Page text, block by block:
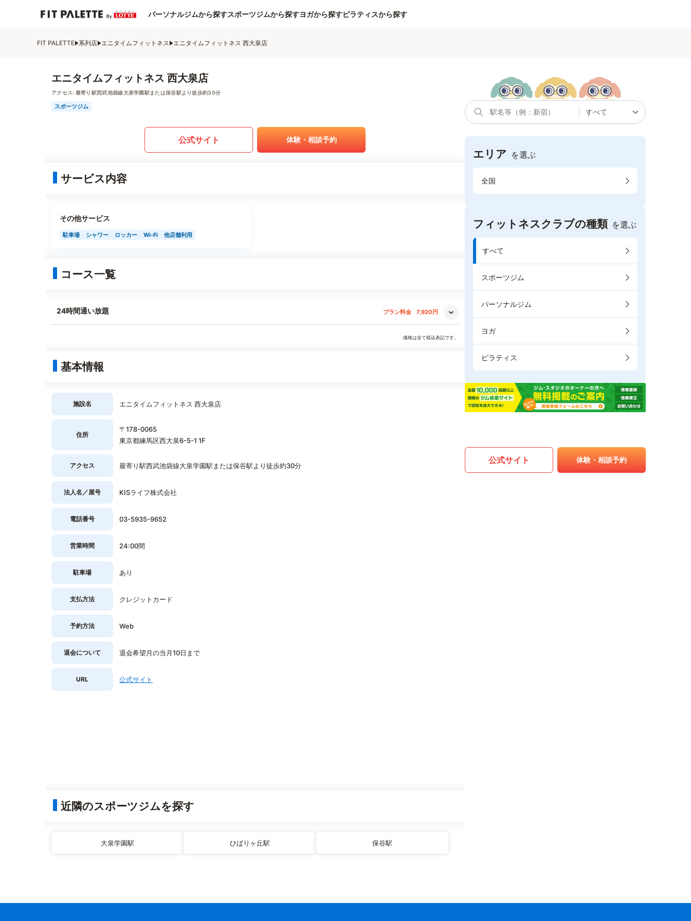
パーソナルジムから探すスポーツジムから探すヨガから探すピラティスから探す
FIT PALETTE 系列店 エニタイムフィットネス エニタイムフィットネス 西大泉店
エニタイムフィットネス 西大泉店
アクセス: 最寄り駅西武池袋線大泉学園駅または保谷駅より徒歩約30分
スポーツジム
公式サイト 体験・相談予約
サービス内容
その他サービス
駐車場 シャワー ロッカー Wi-Fi 他店舗利用
コース一覧
24時間通い放題 プラン料金 7,920円
価格は全て税込表記です。
基本情報
施設名 エニタイムフィットネス 西大泉店
住所
〒178-0065
東京都練馬区西大泉6-5-1 1F
アクセス 最寄り駅西武池袋線大泉学園駅または保谷駅より徒歩約30分
法人名／屋号 KISライフ株式会社
電話番号 03-5935-9652
営業時間 24:00間
駐車場 あり
支払方法 クレジットカード
予約方法 Web
退会について 退会希望月の当月10日まで
URL 公式サイト
近隣のスポーツジムを探す
大泉学園駅 ひばりヶ丘駅 保谷駅
エリア を選ぶ
全国
フィットネスクラブの種類 を選ぶ
すべて
スポーツジム
パーソナルジム
ヨガ
ピラティス
公式サイト 体験・相談予約